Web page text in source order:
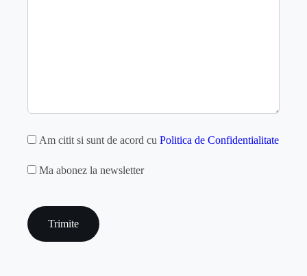
GDPR
Am citit si sunt de acord cu Politica de Confidentialitate
MAILCHIMP
Ma abonez la newsletter